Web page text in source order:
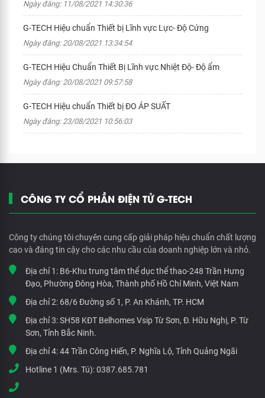
Ngày đăng: 11/08/2021 14:30:36
G-TECH Hiệu chuẩn Thiết bị Lĩnh vực Lực- Độ Cứng
Ngày đăng: 20/08/2021 13:34:54
G-TECH Hiệu Chuẩn Thiết Bị Lĩnh vực Nhiệt Độ- Độ ẩm
Ngày đăng: 20/08/2021 09:57:58
G-TECH Hiệu chuẩn Thiết bị ĐO ÁP SUẤT
Ngày đăng: 23/08/2021 10:56:03
CÔNG TY CỔ PHẦN ĐIỆN TỬ G-TECH
Công ty chúng tôi chuyên cung cấp giải pháp hiệu chuẩn chất lượng
cao và đáng tin cậy cho các nhu cầu của doanh nghiệp lớn và nhỏ.
Địa chỉ 1: B6-Khu trung tâm thể dục thể thao-248 Trần Hưng
Đạo, Phường Đông Hòa, Thành phố Hồ Chí Minh, Việt Nam
Địa chỉ 2: 68/6 Đường số 1, P. An Khánh, TP. HCM
Địa chỉ 3:SH58 KĐT Belhomes Vsip Từ Sơn, Đ. Hữu Nghị, P. Từ
Sơn, Tỉnh Bắc Ninh.
Địa chỉ 4:44 Trần Công Hiến, P. Nghĩa Lộ, Tỉnh Quảng Ngãi
Hotline 1 (Mrs. Tú):0387.685.781